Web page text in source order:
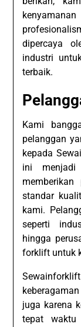
dipercaya
industri
terbaik.
Kami
pelanggan
kepada
ini
standar
kami.
seperti
hingga
forklift untuk
juga karena
tepat